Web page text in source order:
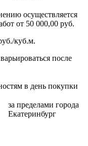
осуществляется
от 50 000,00 руб.
куб.м.
после
в день покупки
за пределами города
Екатеринбург